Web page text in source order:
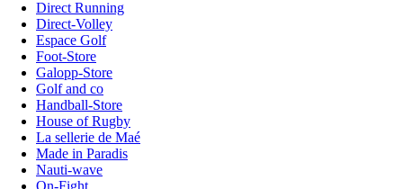
Direct Running
Direct-Volley
Espace Golf
Foot-Store
Galopp-Store
Golf and co
Handball-Store
House of Rugby
La sellerie de Maé
Made in Paradis
Nauti-wave
On-Fight